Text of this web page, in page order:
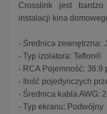
Crosslink jest
instalacji kina
- Średnica zewnętrzna:
- Typ izolatora: Teflon®
- RCA Pojemność: 36.9
- Ilość pojedynczych
- Średnica kabla AWG:
- Typ ekranu: Podwójny